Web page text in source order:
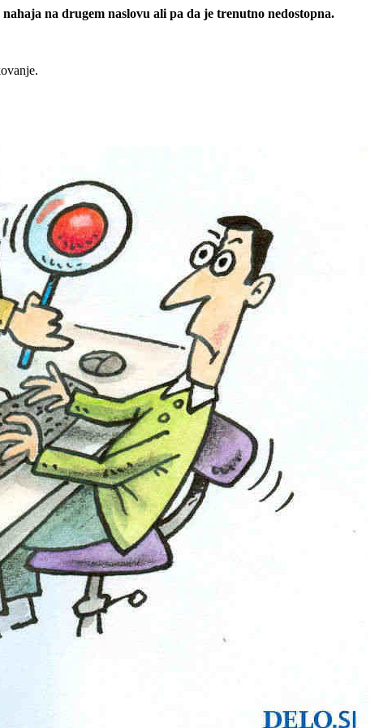
na drugem naslovu ali pa da je trenutno nedostopna.